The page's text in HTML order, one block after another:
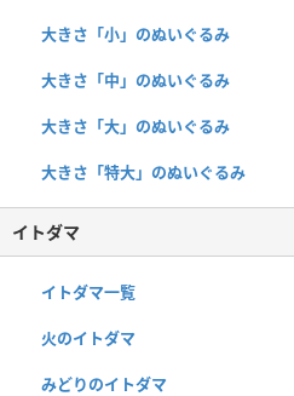
大きさ「小」のぬいぐるみ
大きさ「中」のぬいぐるみ
大きさ「大」のぬいぐるみ
大きさ「特大」のぬいぐるみ
イトダマ
イトダマ一覧
火のイトダマ
みどりのイトダマ